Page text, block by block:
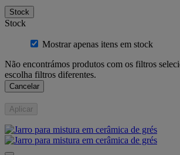
Stock
Stock
Mostrar apenas itens em stock
Não encontrámos produtos com os filtros
escolha filtros diferentes.
Cancelar
Aplicar